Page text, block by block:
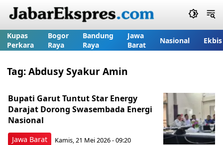
Kupas
Perkara
Bogor
Raya
Bandung
Raya
Jawa
Barat
Nasional Ekbis
Tag:Abdusy Syakur Amin
Jawa Barat
Bupati Garut Tuntut Star Energy
Darajat Dorong Swasembada Energi
Nasional
Kamis, 21 Mei 2026 - 09:20